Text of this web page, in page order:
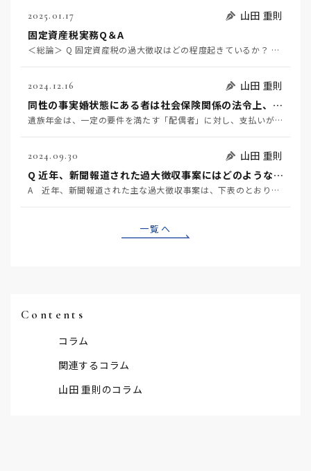
2025.01.17
山田 重則
固定資産税実務Q＆A
＜総論＞ Q 固定資産税の過大徴収はどの程度起きているか？ Q 近年、新聞報道された過大徴収事案には…
2024.12.16
山田 重則
同性の事実婚状態にある者は社会保険関係の法令上、「配偶者」にあたるか。
遺族年金は、一定の要件を満たす「配偶者」に対し、支払いがなされます。そして、「配偶者」については、「…
2024.09.30
山田 重則
Q 近年、新聞報道された過大徴収事案にはどのようなものがあるか？
A 近年、新聞報道された主な過大徴収事案は、下表のとおりです。ここから読み取れることは、①過大徴収は…
一覧へ
Contents
コラム
関連するコラム
山田 重則のコラム